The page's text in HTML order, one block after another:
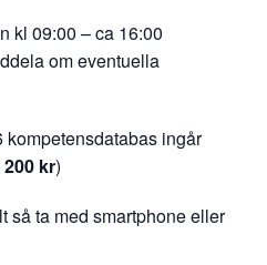
kl 09:00 – ca 16:00
om eventuella
kompetensdatabas ingår
kr)
så ta med smartphone eller